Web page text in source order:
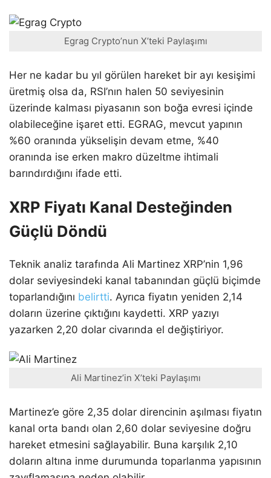
Egrag Crypto’nun X’teki Paylaşımı
Her ne kadar bu yıl görülen hareket bir ayı kesişimi
üretmiş olsa da, RSI’nın halen 50 seviyesinin
üzerinde kalması piyasanın son boğa evresi içinde
olabileceğine işaret etti. EGRAG, mevcut yapının
%60 oranında yükselişin devam etme, %40
oranında ise erken makro düzeltme ihtimali
barındırdığını ifade etti.
XRP Fiyatı Kanal Desteğinden
Güçlü Döndü
Teknik analiz tarafında Ali Martinez XRP’nin 1,96
dolar seviyesindeki kanal tabanından güçlü biçimde
toparlandığını belirtti. Ayrıca fiyatın yeniden 2,14
doların üzerine çıktığını kaydetti. XRP yazıyı
yazarken 2,20 dolar civarında el değiştiriyor.
Ali Martinez’in X’teki Paylaşımı
Martinez’e göre 2,35 dolar direncinin aşılması fiyatın
kanal orta bandı olan 2,60 dolar seviyesine doğru
hareket etmesini sağlayabilir. Buna karşılık 2,10
doların altına inme durumunda toparlanma yapısının